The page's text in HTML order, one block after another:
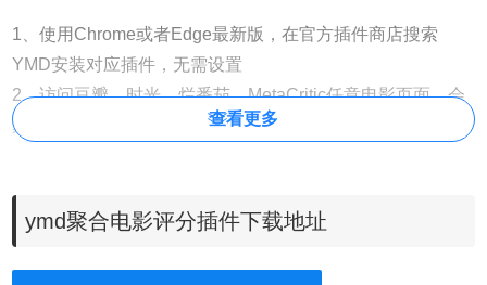
1、使用Chrome或者Edge最新版，在官方插件商店搜索
YMD安装对应插件，无需设置
2、访问豆瓣、时光、烂番茄、MetaCritic任意电影页面，会
聚合显示相关评分
查看更多
ymd聚合电影评分插件下载地址